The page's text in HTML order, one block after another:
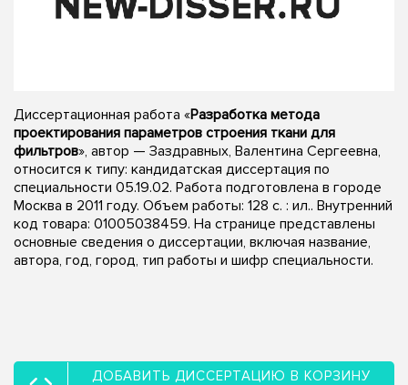
Диссертационная работа «Разработка метода
проектирования параметров строения ткани для
фильтров», автор — Заздравных, Валентина Сергеевна,
относится к типу: кандидатская диссертация по
специальности 05.19.02. Работа подготовлена в городе
Москва в 2011 году. Объем работы: 128 с. : ил.. Внутренний
код товара: 01005038459. На странице представлены
основные сведения о диссертации, включая название,
автора, год, город, тип работы и шифр специальности.
ДОБАВИТЬ ДИССЕРТАЦИЮ В КОРЗИНУ